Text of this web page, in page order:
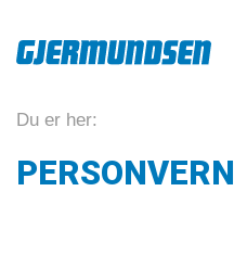
Du er her:
PERSONVERN